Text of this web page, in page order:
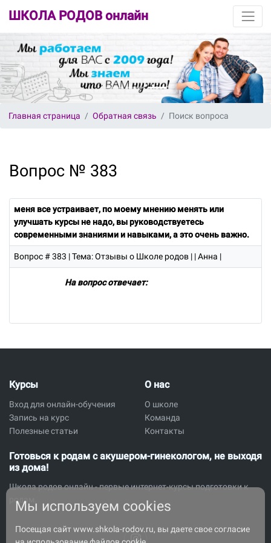
ШКОЛА РОДОВ онлайн
Главная страница Обратная связь Поиск вопроса
Вопрос № 383
меня все устраивает, по моему мнению менять или
улучшать курсы не надо, вы руководствуетесь
современными знаниями и навыками, а это очень важно.
Вопрос # 383 | Тема: Отзывы о Школе родов | | Анна |
На вопрос отвечает:
Курсы
Вход для онлайн-обучения
Запись на курс
Полезные статьи
О нас
О школе
Команда
Контакты
Готовься к родам с акушером-гинекологом, не выходя
из дома!
Школа родов онлайн - первые интернет-курсы подготовки к
родам.
Мы используем cookies
Посещая сайт www.shkola-rodov.ru, вы даете свое согласие